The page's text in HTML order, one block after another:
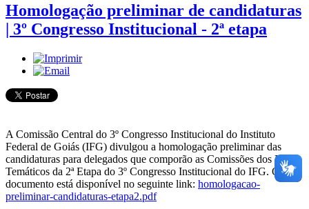
Homologação preliminar de candidaturas
| 3º Congresso Institucional - 2ª etapa
A Comissão Central do 3º Congresso Institucional do Instituto
Federal de Goiás (IFG) divulgou a homologação preliminar das
candidaturas para delegados que comporão as Comissões dos Eixos
Temáticos da 2ª Etapa do 3º Congresso Institucional do IFG. O
documento está disponível no seguinte link: homologacao-
preliminar-candidaturas-etapa2.pdf